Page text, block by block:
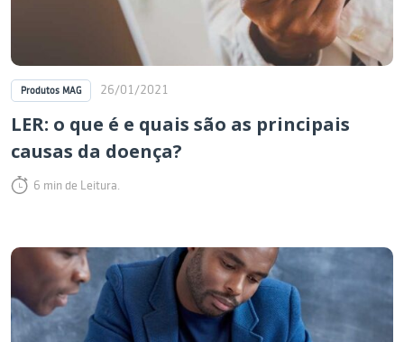
Produtos MAG 26/01/2021
LER: o que é e quais são as principais
causas da doença?
6 min de Leitura.